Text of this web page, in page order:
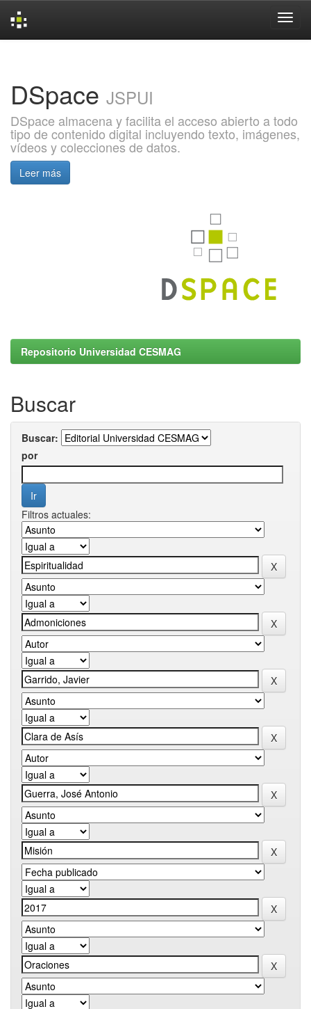
DSpace JSPUI
DSpace almacena y facilita el acceso abierto a todo
tipo de contenido digital incluyendo texto, imágenes,
vídeos y colecciones de datos.
Leer más
Repositorio Universidad CESMAG
Buscar
Buscar:
por
Filtros actuales: